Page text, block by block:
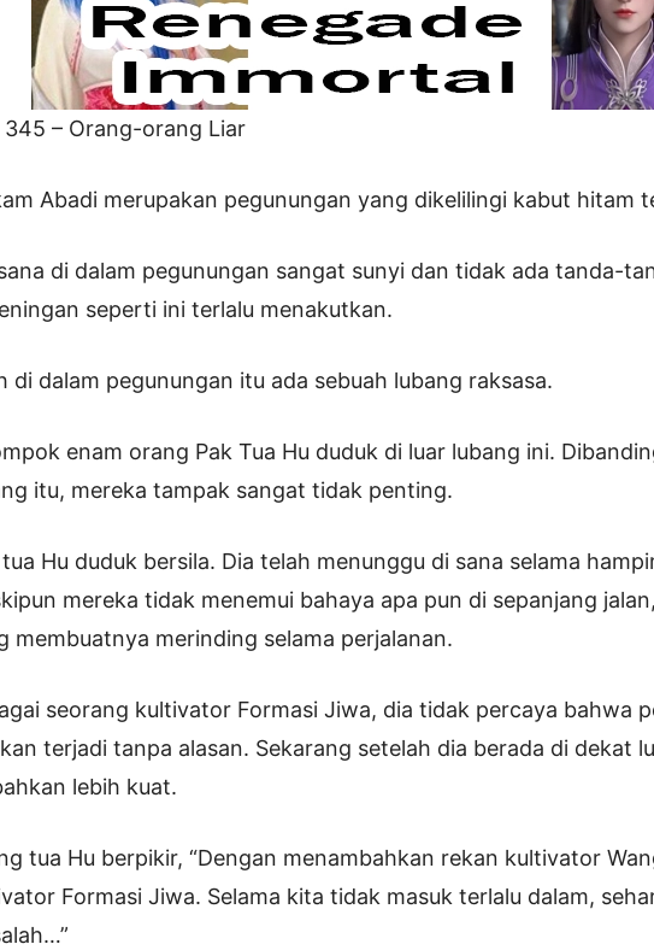
345 – Orang-orang Liar
Abadi merupakan pegunungan yang dikelilingi kabut hitam
di dalam pegunungan sangat sunyi dan tidak ada tanda-
seperti ini terlalu menakutkan.
di dalam pegunungan itu ada sebuah lubang raksasa.
enam orang Pak Tua Hu duduk di luar lubang ini.
itu, mereka tampak sangat tidak penting.
tua Hu duduk bersila. Dia telah menunggu di sana selama
mereka tidak menemui bahaya apa pun di sepanjang
membuatnya merinding selama perjalanan.
seorang kultivator Formasi Jiwa, dia tidak percaya bahwa
terjadi tanpa alasan. Sekarang setelah dia berada di dekat
lebih kuat.
tua Hu berpikir, “Dengan menambahkan rekan kultivator
Formasi Jiwa. Selama kita tidak masuk terlalu dalam,